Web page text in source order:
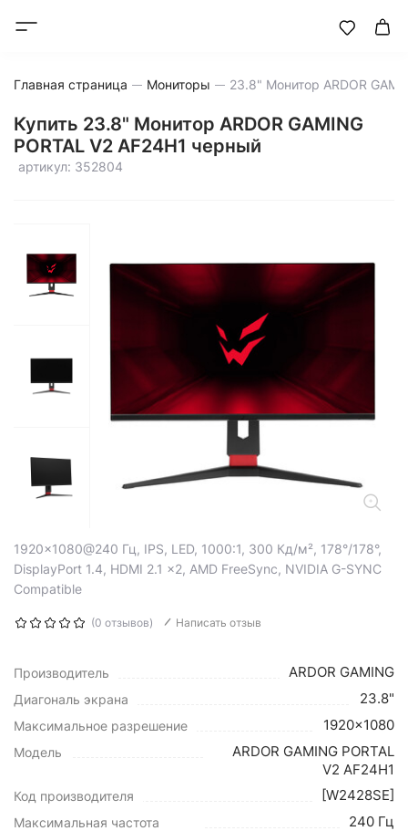
Главная страница Мониторы
Купить 23.8" Монитор ARDOR GAMING
PORTAL V2 AF24H1 черный
артикул: 352804
1920x1080@240 Гц, IPS, LED, 1000:1, 300 Кд/м², 178°/178°,
DisplayPort 1.4, HDMI 2.1 x2, AMD FreeSync, NVIDIA G-SYNC
Compatible
(0 отзывов) Написать отзыв
Производитель ARDOR GAMING
Диагональ экрана 23.8"
Максимальное разрешение 1920x1080
Модель
ARDOR GAMING PORTAL
V2 AF24H1
Код производителя [W2428SE]
Максимальная частота
240 Гц